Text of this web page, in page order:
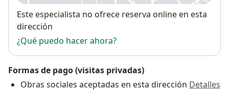
Disponibilidad
Este especialista no ofrece reserva online en esta
dirección
¿Qué puedo hacer ahora?
Formas de pago (visitas privadas)
Obras sociales aceptadas en esta dirección Detalles